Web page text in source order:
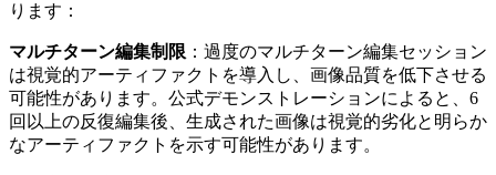
ります：
マルチターン編集制限 ：過度のマルチターン編集セッション
は視覚的アーティファクトを導入し、画像品質を低下させる
可能性があります。公式デモンストレーションによると、6
回以上の反復編集後、生成された画像は視覚的劣化と明らか
なアーティファクトを示す可能性があります。